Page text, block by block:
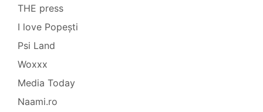
THE press
I love Popești
Psi Land
Woxxx
Media Today
Naami.ro